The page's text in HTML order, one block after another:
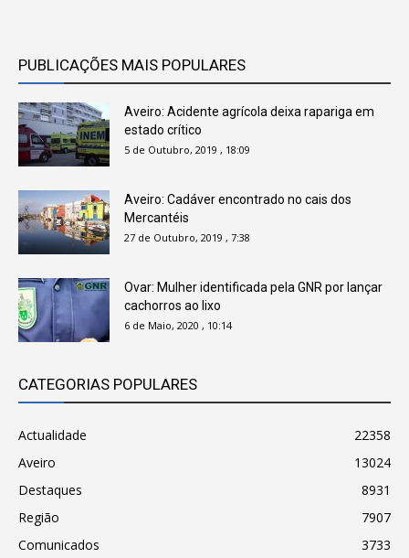
PUBLICAÇÕES MAIS POPULARES
Aveiro: Acidente agrícola deixa rapariga em
estado crítico
5 de Outubro, 2019 , 18:09
Aveiro: Cadáver encontrado no cais dos
Mercantéis
27 de Outubro, 2019 , 7:38
Ovar: Mulher identificada pela GNR por lançar
cachorros ao lixo
6 de Maio, 2020 , 10:14
CATEGORIAS POPULARES
Actualidade
22358
Aveiro
13024
Destaques
8931
Região
7907
Comunicados
3733